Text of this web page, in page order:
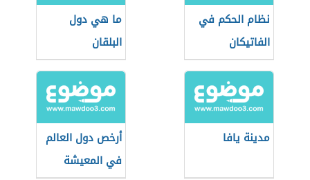
نظام الحكم في
الفاتيكان
ما هي دول
البلقان
مدينة يافا
أرخص دول العالم
في المعيشة